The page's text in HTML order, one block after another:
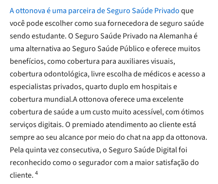
A ottonova é uma parceira de Seguro Saúde Privadoque
você pode escolher como sua fornecedora de seguro saúde
sendo estudante. O Seguro Saúde Privado na Alemanha é
uma alternativa ao Seguro Saúde Público e oferece muitos
benefícios, como cobertura para auxiliares visuais,
cobertura odontológica, livre escolha de médicos e acesso a
especialistas privados, quarto duplo em hospitais e
cobertura mundial.A ottonova oferece uma excelente
cobertura de saúde a um custo muito acessível, com ótimos
serviços digitais. O premiado atendimento ao cliente está
sempre ao seu alcance por meio do chat na app da ottonova.
Pela quinta vez consecutiva, o Seguro Saúde Digital foi
reconhecido como o segurador com a maior satisfação do
cliente. 4